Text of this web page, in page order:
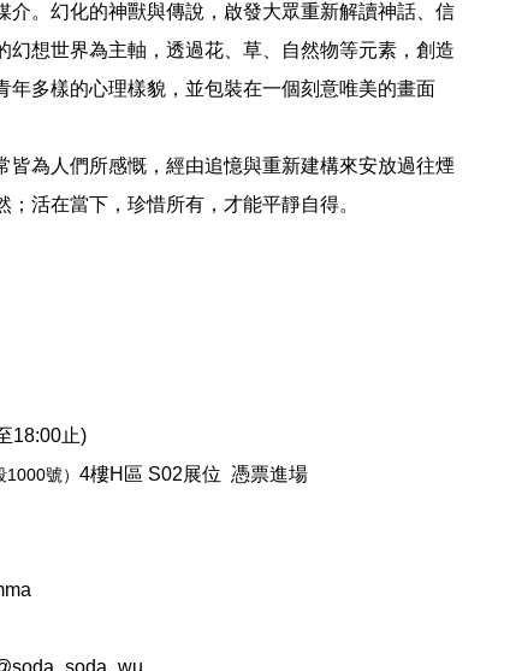
。幻化的神獸與傳說，啟發大眾重新解讀神話、信
想世界為主軸，透過花、草、自然物等元素，創造
多樣的心理樣貌，並包裝在一個刻意唯美的畫面
為人們所感慨，經由追憶與重新建構來安放過往煙
活在當下，珍惜所有，才能平靜自得。
18:00止)
號） 4樓H區 S02展位 憑票進場